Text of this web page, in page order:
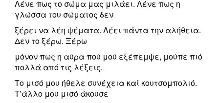
Λένε πως το σώμα μας μιλάει. Λένε πως η
γλώσσα του σώματος δεν
ξέρει να λέη ψέματα. Λέει πάντα την αλήθεια.
Δεν το ξέρω. Ξέρω
μόνον πως η αύρα πού μού εξέπεμψε, μούπε πιό
πολλά από τις λέξεις.
Το μισό μου ήθελε συνέχεια καί κουτσομπολιό.
Τ’άλλο μου μισό άκουσε